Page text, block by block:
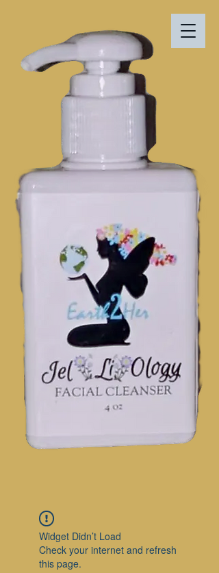
Widget Didn’t Load
Check your internet and refresh
this page.